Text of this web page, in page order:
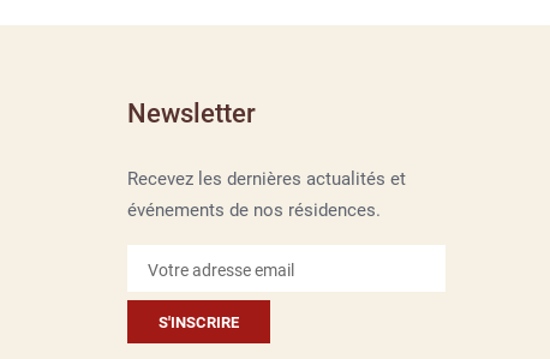
Newsletter
Recevez les dernières actualités et
événements de nos résidences.